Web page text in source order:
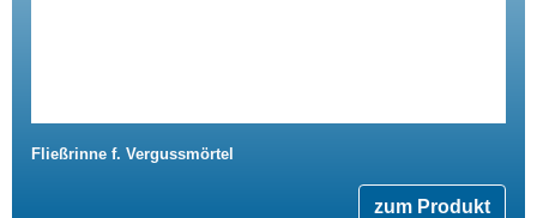
Fließrinne f. Vergussmörtel
zum Produkt